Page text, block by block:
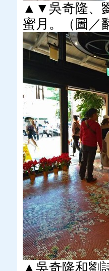
▲▼吳奇隆、
蜜月。（圖／
▲吳奇隆和劉